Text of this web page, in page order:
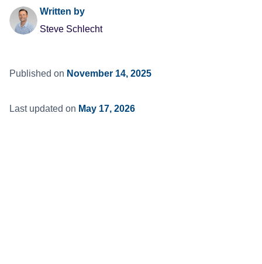
Written by
Steve Schlecht
Published on November 14, 2025
Last updated on May 17, 2026